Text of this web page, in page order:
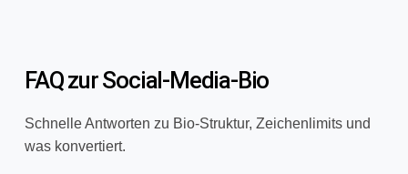
FAQ zur Social-Media-Bio
Schnelle Antworten zu Bio-Struktur, Zeichenlimits und
was konvertiert.